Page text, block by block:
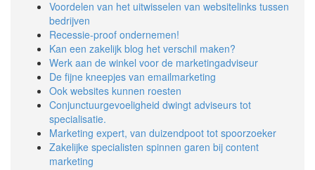
Voordelen van het uitwisselen van websitelinks tussen
bedrijven
Recessie-proof ondernemen!
Kan een zakelijk blog het verschil maken?
Werk aan de winkel voor de marketingadviseur
De fijne kneepjes van emailmarketing
Ook websites kunnen roesten
Conjunctuurgevoeligheid dwingt adviseurs tot
specialisatie.
Marketing expert, van duizendpoot tot spoorzoeker
Zakelijke specialisten spinnen garen bij content
marketing